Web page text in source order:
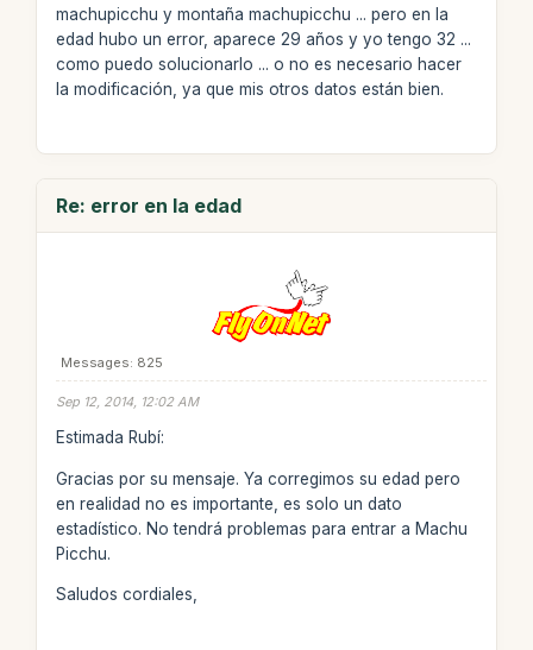
machupicchu y montaña machupicchu ... pero en la
edad hubo un error, aparece 29 años y yo tengo 32 ...
como puedo solucionarlo ... o no es necesario hacer
la modificación, ya que mis otros datos están bien.
Re: error en la edad
Messages: 825
Sep 12, 2014, 12:02 AM
Estimada Rubí:
Gracias por su mensaje. Ya corregimos su edad pero
en realidad no es importante, es solo un dato
estadístico. No tendrá problemas para entrar a Machu
Picchu.
Saludos cordiales,